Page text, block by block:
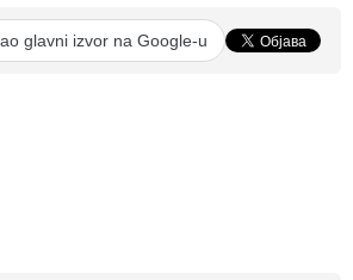
glavni izvor na Google-u